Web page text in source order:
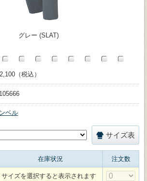
グレー (SLAT)
（税込）
ベル
サイズ表
在庫状況 注文数
サイズを選択すると表示されます